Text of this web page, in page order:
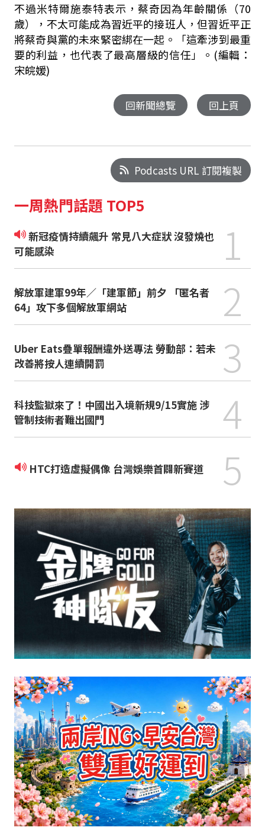
不過米特爾施泰特表示，蔡奇因為年齡關係（70
歲），不太可能成為習近平的接班人，但習近平正
將蔡奇與黨的未來緊密綁在一起。「這牽涉到最重
要的利益，也代表了最高層級的信任」。(編輯：
宋皖媛)
回新聞總覽 回上頁
Podcasts URL 訂閱複製
一周熱門話題 TOP5
新冠疫情持續飆升 常見八大症狀 沒發燒也
可能感染
1
解放軍建軍99年／「建軍節」前夕 「匿名者
64」攻下多個解放軍網站
2
Uber Eats疊單報酬違外送專法 勞動部：若未
改善將按人連續開罰
3
科技監獄來了！中國出入境新規9/15實施 涉
管制技術者難出國門
4
HTC打造虛擬偶像 台灣娛樂首闢新賽道 5